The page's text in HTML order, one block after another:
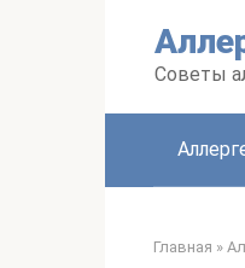
Советы
Главная »